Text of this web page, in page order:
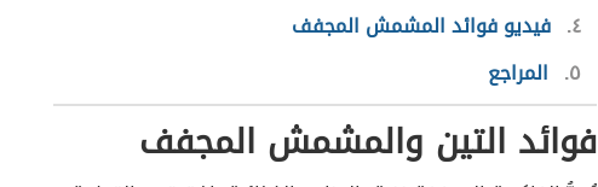
٤ فيديو فوائد المشمش المجفف
٥ المراجع
فوائد التين والمشمش المجفف